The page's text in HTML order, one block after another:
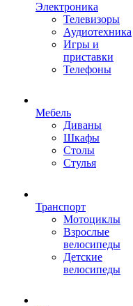
Электроника
Телевизоры
Аудиотехника
Игры и
приставки
Телефоны
Мебель
Диваны
Шкафы
Столы
Стулья
Транспорт
Мотоциклы
Взрослые
велосипеды
Детские
велосипеды